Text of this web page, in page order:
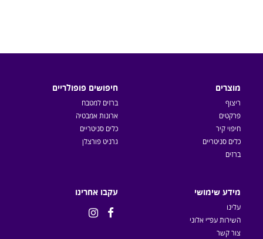
מוצרים
ריצוף
פרקטים
חיפוי קיר
כלים סניטריים
ברזים
חיפושים פופולריים
ברזים למטבח
ארונות אמבטיה
כלים סניטריים
גרניט פורצלן
מידע שימושי
עלינו
השירות עפ״י אלוני
צור קשר
עקבו אחרינו

